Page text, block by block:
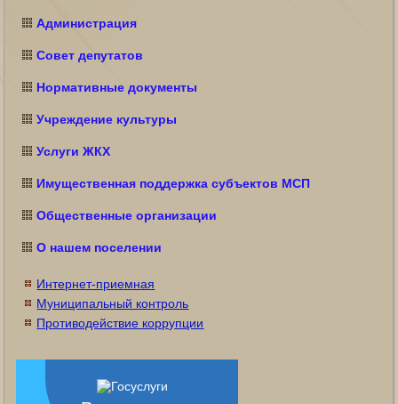
Администрация
Совет депутатов
Нормативные документы
Учреждение культуры
Услуги ЖКХ
Имущественная поддержка субъектов МСП
Общественные организации
О нашем поселении
Интернет-приемная
Муниципальный контроль
Противодействие коррупции